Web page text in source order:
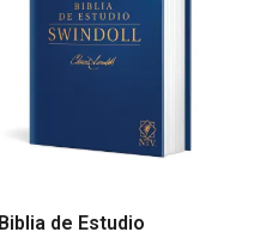
Biblia de Estudio